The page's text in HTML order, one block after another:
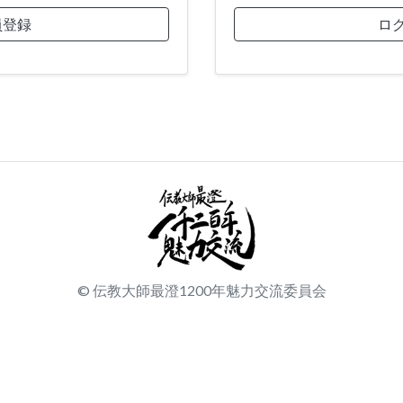
録 ロ
© 伝教大師最澄1200年魅力交流委員会